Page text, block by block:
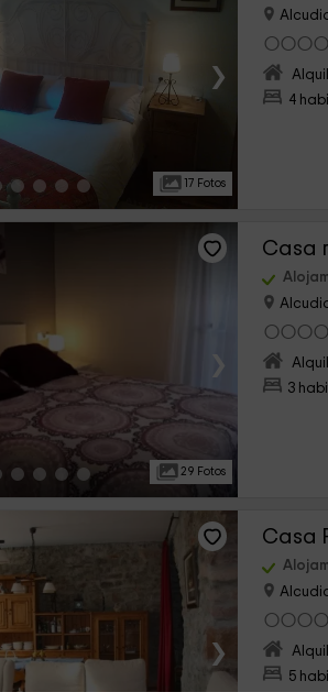
›
17 Fotos
4
›
29 Fotos
Casa
3
›
Casa
5